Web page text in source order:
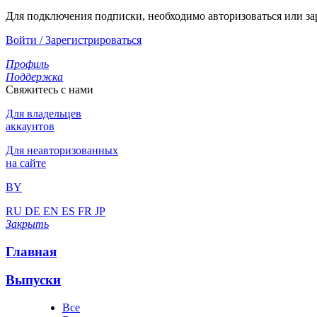
Для подключения подписки, необходимо авторизоваться или
Войти / Зарегистрироваться
Профиль
Поддержка
Свяжитесь с нами
Для владельцев
аккаунтов
Для неавторизованных
на сайте
BY
RU DE EN ES FR JP
Закрыть
Главная
Выпуски
Все